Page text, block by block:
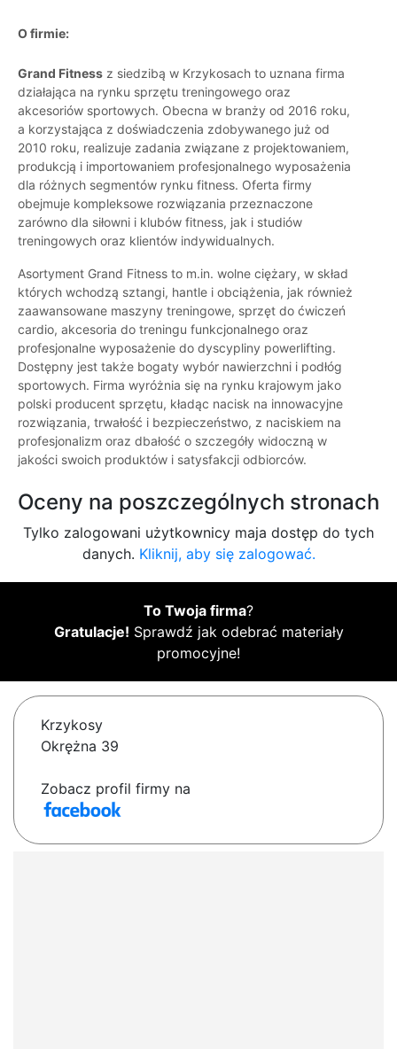
O firmie:
Grand Fitness z siedzibą w Krzykosach to uznana firma
działająca na rynku sprzętu treningowego oraz
akcesoriów sportowych. Obecna w branży od 2016 roku,
a korzystająca z doświadczenia zdobywanego już od
2010 roku, realizuje zadania związane z projektowaniem,
produkcją i importowaniem profesjonalnego wyposażenia
dla różnych segmentów rynku fitness. Oferta firmy
obejmuje kompleksowe rozwiązania przeznaczone
zarówno dla siłowni i klubów fitness, jak i studiów
treningowych oraz klientów indywidualnych.
Asortyment Grand Fitness to m.in. wolne ciężary, w skład
których wchodzą sztangi, hantle i obciążenia, jak również
zaawansowane maszyny treningowe, sprzęt do ćwiczeń
cardio, akcesoria do treningu funkcjonalnego oraz
profesjonalne wyposażenie do dyscypliny powerlifting.
Dostępny jest także bogaty wybór nawierzchni i podłóg
sportowych. Firma wyróżnia się na rynku krajowym jako
polski producent sprzętu, kładąc nacisk na innowacyjne
rozwiązania, trwałość i bezpieczeństwo, z naciskiem na
profesjonalizm oraz dbałość o szczegóły widoczną w
jakości swoich produktów i satysfakcji odbiorców.
Oceny na poszczególnych stronach
Tylko zalogowani użytkownicy maja dostęp do tych
danych. Kliknij, aby się zalogować.
To Twoja firma?
Gratulacje! Sprawdź jak odebrać materiały
promocyjne!
Krzykosy
Okrężna 39
Zobacz profil firmy na